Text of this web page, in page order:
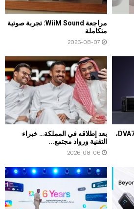
مراجعة WiiM Sound: تجربة صوتية
متكاملة
2026-08-07
أطلقت Synology جهاز DVA7400،
بعد إطلاقه في المملكة… خبراء
التقنية ورواد مجتمع...
2026-08-06